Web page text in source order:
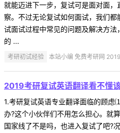
就能迈进下一步，复试可是面对面
察。不过无论复试如何面试，我们
试面试过程中常见的问题及解决方
的 ...
考研初试经验 本站小编 免费考研网
2019考研复试英语翻译看不懂
1.考研复试英语专业翻译面临的顾
办?这个小伙伴们不用怎么担心。就
国家线了不是吗，也进入复试了吧?